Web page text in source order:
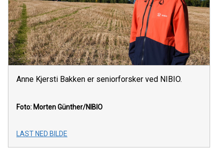
Anne Kjersti Bakken er seniorforsker ved NIBIO.
Foto: Morten Günther/NIBIO
LAST NED BILDE